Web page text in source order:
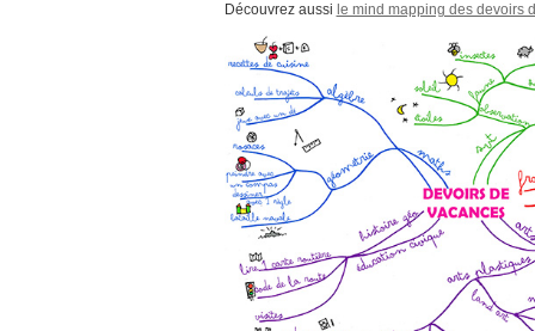
Découvrez aussi le mind mapping des devoirs